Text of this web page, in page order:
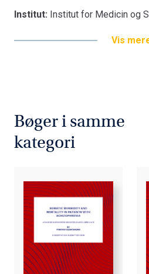
Institut: Institut for Medicin og
Vis
Bøger i samme
kategori